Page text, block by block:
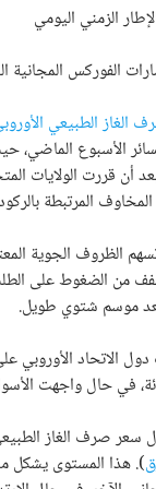
الفوركس المجانية
الغاز الطبيعي
أن قررت الولايات
المرتبطة
الظروف الجوية
موسم شتوي طويل.